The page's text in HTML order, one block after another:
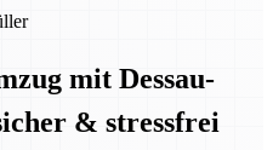
mit Dessau-
& stressfrei